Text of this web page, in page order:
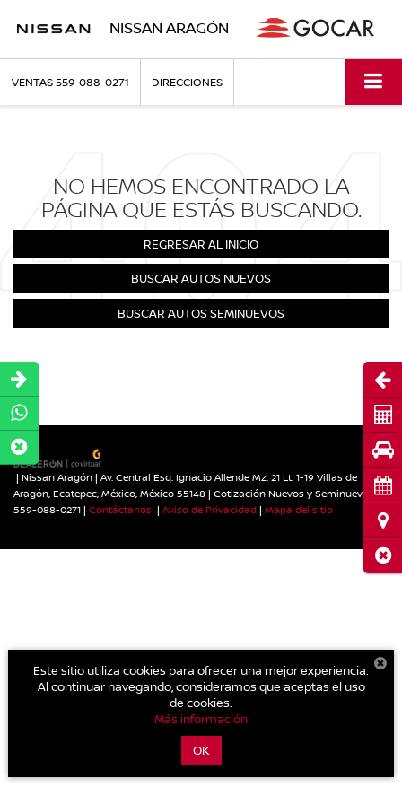
NISSAN ARAGÓN
VENTAS559-088-0271 DIRECCIONES
NO HEMOS ENCONTRADO LA
PÁGINA QUE ESTÁS BUSCANDO.
REGRESAR AL INICIO
BUSCAR AUTOS NUEVOS
BUSCAR AUTOS SEMINUEVOS
| Nissan Aragón | Av. Central Esq. Ignacio Allende Mz. 21 Lt. 1-19 Villas de
Aragón, Ecatepec, México, México 55148 | Cotización Nuevos y Seminuevos:
559-088-0271 | Contáctanos | Aviso de Privacidad | Mapa del sitio
Este sitio utiliza cookies para ofrecer una mejor experiencia.
Al continuar navegando, consideramos que aceptas el uso
de cookies.
Más información
OK